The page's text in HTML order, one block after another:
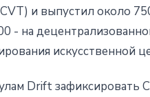
и выпустил около
- на
искусственной
Drift